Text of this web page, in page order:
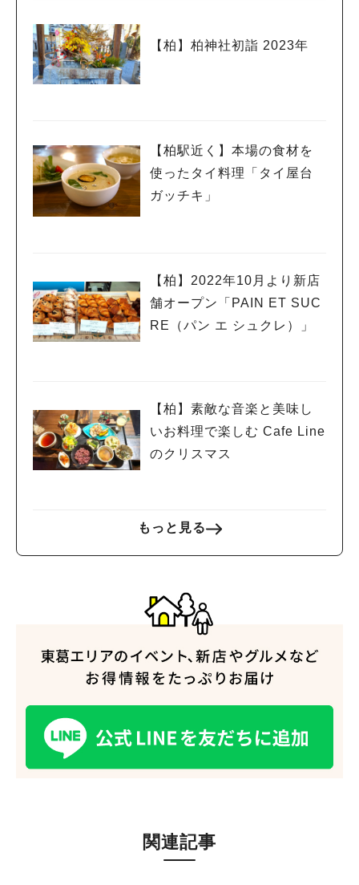
【柏】柏神社初詣 2023年
【柏駅近く】本場の食材を
使ったタイ料理「タイ屋台
ガッチキ」
【柏】2022年10月より新店
舗オープン「PAIN ET SUC
RE（パン エ シュクレ）」
【柏】素敵な音楽と美味し
いお料理で楽しむ Cafe Line
のクリスマス
もっと見る
関連記事
人気のキーワード
#ラーメン#ショッピング#カフェ